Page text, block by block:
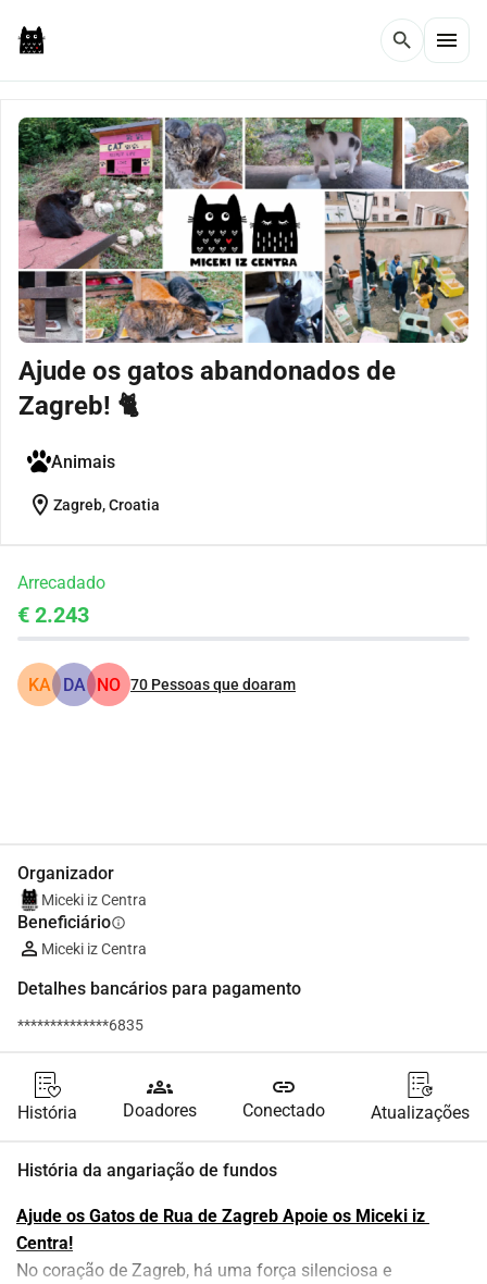
search menu
Ajude os gatos abandonados de
Zagreb! 🐈
Animais
location_on Zagreb, Croatia
Arrecadado
€ 2.243
KA DA NO 70 Pessoas que doaram
Organizador
Miceki iz Centra
Beneficiárioinfo
Miceki iz Centra
Detalhes bancários para pagamento
**************6835
História
groups
Doadores
link
Conectado Atualizações
História da angariação de fundos
Ajude os Gatos de Rua de Zagreb Apoie os Miceki iz
Centra!
No coração de Zagreb, há uma força silenciosa e